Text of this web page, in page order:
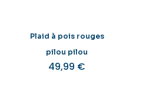
Plaid à pois rouges
pilou pilou
49,99 €